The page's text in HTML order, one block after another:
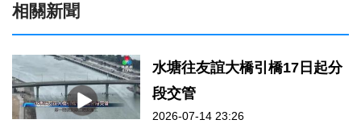
相關新聞
水塘往友誼大橋引橋17日起分
段交管
2026-07-14 23:26